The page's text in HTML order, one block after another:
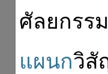
ศัลยกรรม
แผนกวิ